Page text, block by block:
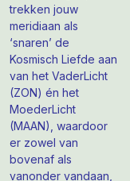
trekken jouw
meridiaan als
‘snaren’ de
Kosmisch Liefde aan
van het VaderLicht
(ZON) én het
MoederLicht
(MAAN), waardoor
er zowel van
bovenaf als
vanonder vandaan,